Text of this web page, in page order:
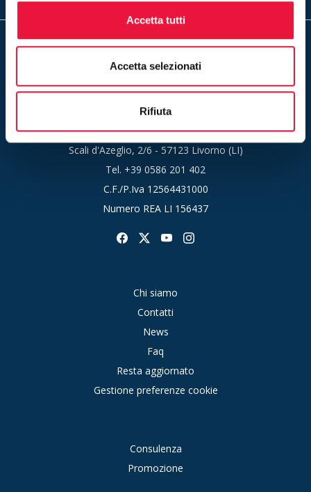
Accetta tutti
Accetta selezionati
Rifiuta
Un servizio di Rete Aste S.r.l.
Sede Legale e Amministrativa:
Scali d'Azeglio, 2/6 - 57123 Livorno (LI)
Tel. +39 0586 201 402
C.F./P.Iva 12564431000
Numero REA LI 156437
Chi siamo
Contatti
News
Faq
Resta aggiornato
Gestione preferenze cookie
Consulenza
Promozione